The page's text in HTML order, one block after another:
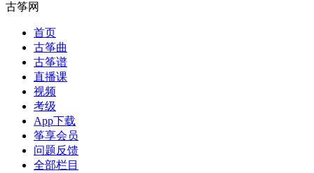
古筝网
首页
古筝曲
古筝谱
直播课
视频
考级
App下载
筝享会员
问题反馈
全部栏目